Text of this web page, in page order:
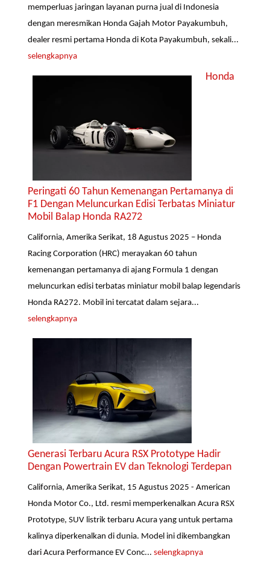
memperluas jaringan layanan purna jual di Indonesia
dengan meresmikan Honda Gajah Motor Payakumbuh,
dealer resmi pertama Honda di Kota Payakumbuh, sekali...
selengkapnya
Honda
Peringati 60 Tahun Kemenangan Pertamanya di
F1 Dengan Meluncurkan Edisi Terbatas Miniatur
Mobil Balap Honda RA272
California, Amerika Serikat, 18 Agustus 2025 – Honda
Racing Corporation (HRC) merayakan 60 tahun
kemenangan pertamanya di ajang Formula 1 dengan
meluncurkan edisi terbatas miniatur mobil balap legendaris
Honda RA272. Mobil ini tercatat dalam sejara...
selengkapnya
Generasi Terbaru Acura RSX Prototype Hadir
Dengan Powertrain EV dan Teknologi Terdepan
California, Amerika Serikat, 15 Agustus 2025 - American
Honda Motor Co., Ltd. resmi memperkenalkan Acura RSX
Prototype, SUV listrik terbaru Acura yang untuk pertama
kalinya diperkenalkan di dunia. Model ini dikembangkan
dari Acura Performance EV Conc...selengkapnya